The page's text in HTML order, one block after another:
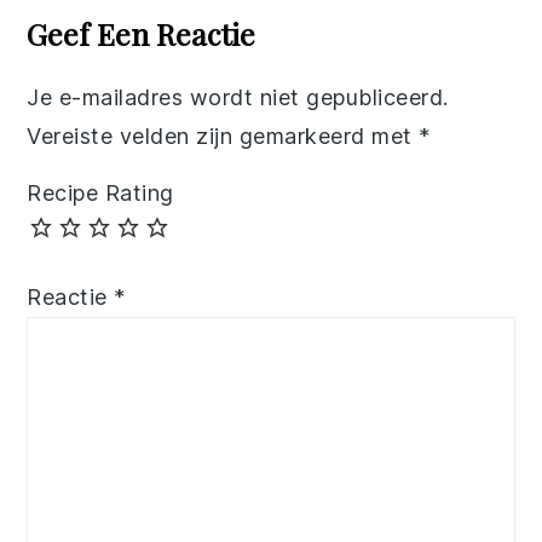
Interactions
Geef Een Reactie
Je e-mailadres wordt niet gepubliceerd.
Vereiste velden zijn gemarkeerd met *
Recipe Rating
Reactie *